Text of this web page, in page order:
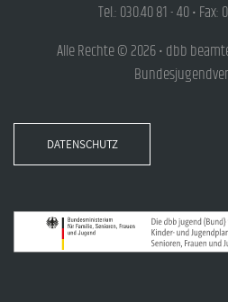
Tel.: 030.40 81 - 40 • Fax:
Alle Rechte © 2026 • dbb
DATENSCHUTZ